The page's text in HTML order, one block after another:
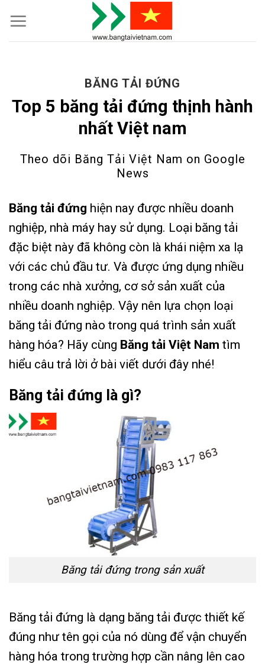
to
BĂNG TẢI ĐỨNG
Top 5 băng tải đứng thịnh hành
nhất Việt nam
Theo dõi Băng Tải Việt Nam on Google
News
Băng tải đứng hiện nay được nhiều doanh
nghiệp, nhà máy hay sử dụng. Loại băng tải
đặc biệt này đã không còn là khái niệm xa lạ
với các chủ đầu tư. Và được ứng dụng nhiều
trong các nhà xưởng, cơ sở sản xuất của
nhiều doanh nghiệp. Vậy nên lựa chọn loại
băng tải đứng nào trong quá trình sản xuất
hàng hóa? Hãy cùng Băng tải Việt Nam tìm
hiểu câu trả lời ở bài viết dưới đây nhé!
Băng tải đứng là gì?
Băng tải đứng trong sản xuất
Băng tải đứng là dạng băng tải được thiết kế
đúng như tên gọi của nó dùng để vận chuyển
hàng hóa trong trường hợp cần nâng lên cao